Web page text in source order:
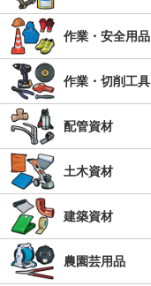
作業・安全用品
作業・切削工具
配管資材
土木資材
建築資材
農園芸用品